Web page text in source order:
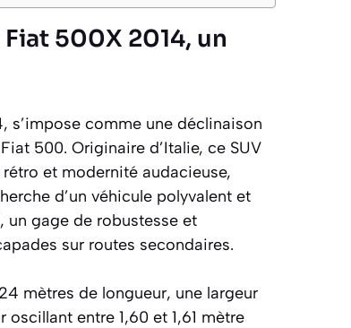
500X 2014, un
s’impose comme une déclinaison
500. Originaire d’Italie, ce SUV
et modernité audacieuse,
d’un véhicule polyvalent et
un gage de robustesse et
sur routes secondaires.
mètres de longueur, une largeur
entre 1,60 et 1,61 mètre